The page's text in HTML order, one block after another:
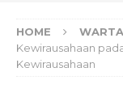
HOME
Kewirausahaan
Kewirausahaan